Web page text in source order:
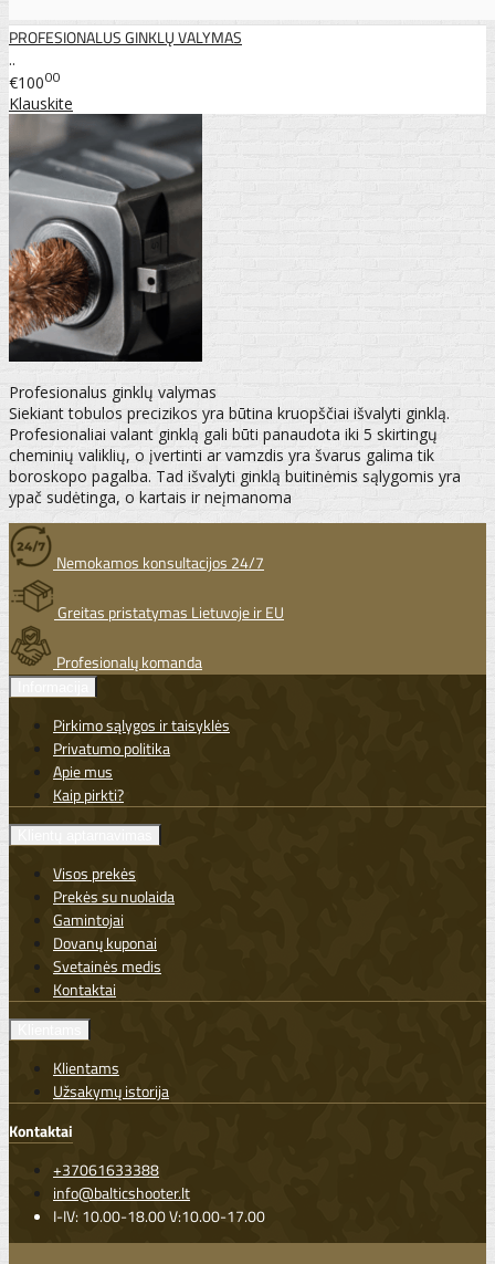
PROFESIONALUS GINKLŲ VALYMAS
..
€10000
Klauskite
Profesionalus ginklų valymas
Siekiant tobulos precizikos yra būtina kruopščiai išvalyti ginklą.
Profesionaliai valant ginklą gali būti panaudota iki 5 skirtingų
cheminių valiklių, o įvertinti ar vamzdis yra švarus galima tik
boroskopo pagalba. Tad išvalyti ginklą buitinėmis sąlygomis yra
ypač sudėtinga, o kartais ir neįmanoma
Nemokamos konsultacijos 24/7
Greitas pristatymas Lietuvoje ir EU
Profesionalų komanda
Pirkimo sąlygos ir taisyklės
Privatumo politika
Apie mus
Kaip pirkti?
Visos prekės
Prekės su nuolaida
Gamintojai
Dovanų kuponai
Svetainės medis
Kontaktai
Klientams
Užsakymų istorija
Kontaktai
+37061633388
info@balticshooter.lt
I-IV: 10.00-18.00 V:10.00-17.00